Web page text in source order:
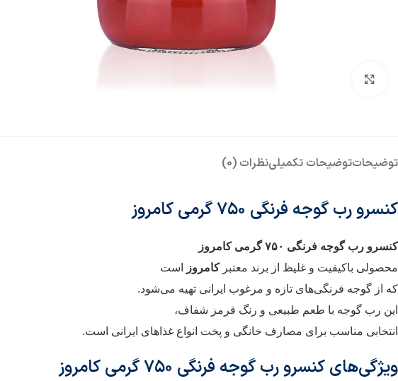
توضیحاتتوضیحات تکمیلینظرات (0)
کنسرو رب گوجه فرنگی ۷۵۰ گرمی کامروز
کنسرو رب گوجه فرنگی ۷۵۰ گرمی کامروز
محصولی باکیفیت و غلیظ از برند معتبرکامروز
است
که از گوجه فرنگی‌های تازه و مرغوب ایرانی تهیه می‌شود.
این رب گوجه با طعم طبیعی و رنگ قرمز شفاف،
انتخابی مناسب برای مصارف خانگی و پخت انواع غذاهای ایرانی است.
ویژگی‌های کنسرو رب گوجه فرنگی ۷۵۰ گرمی کامروز